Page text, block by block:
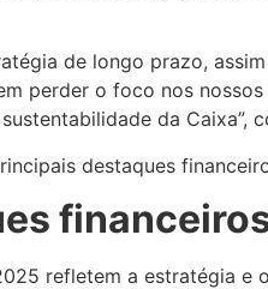
de longo prazo,
perder o foco nos
da Caixa”,
destaques
refletem a estratégia e